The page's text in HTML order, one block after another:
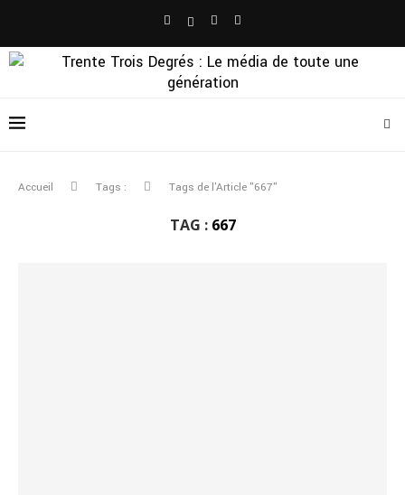
Accueil Tags : Tags de l'Article "667"
TAG : 667